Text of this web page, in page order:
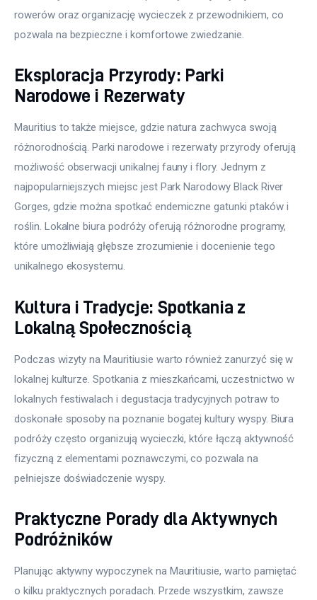
rowerów oraz organizację wycieczek z przewodnikiem, co
pozwala na bezpieczne i komfortowe zwiedzanie.
Eksploracja Przyrody: Parki
Narodowe i Rezerwaty
Mauritius to także miejsce, gdzie natura zachwyca swoją
różnorodnością. Parki narodowe i rezerwaty przyrody oferują
możliwość obserwacji unikalnej fauny i flory. Jednym z
najpopularniejszych miejsc jest Park Narodowy Black River
Gorges, gdzie można spotkać endemiczne gatunki ptaków i
roślin. Lokalne biura podróży oferują różnorodne programy,
które umożliwiają głębsze zrozumienie i docenienie tego
unikalnego ekosystemu.
Kultura i Tradycje: Spotkania z
Lokalną Społecznością
Podczas wizyty na Mauritiusie warto również zanurzyć się w
lokalnej kulturze. Spotkania z mieszkańcami, uczestnictwo w
lokalnych festiwalach i degustacja tradycyjnych potraw to
doskonałe sposoby na poznanie bogatej kultury wyspy. Biura
podróży często organizują wycieczki, które łączą aktywność
fizyczną z elementami poznawczymi, co pozwala na
pełniejsze doświadczenie wyspy.
Praktyczne Porady dla Aktywnych
Podróżników
Planując aktywny wypoczynek na Mauritiusie, warto pamiętać
o kilku praktycznych poradach. Przede wszystkim, zawsze